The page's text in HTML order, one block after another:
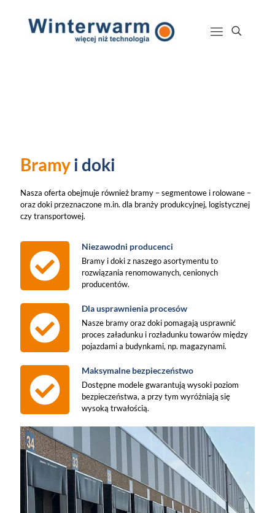
Bramyi doki
Nasza oferta obejmuje również bramy – segmentowe i rolowane –
oraz doki przeznaczone m.in. dla branży produkcyjnej, logistycznej
czy transportowej.
Niezawodni producenci
Bramy i doki z naszego asortymentu to
rozwiązania renomowanych, cenionych
producentów.
Dla usprawnienia procesów
Nasze bramy oraz doki pomagają usprawnić
proces załadunku i rozładunku towarów między
pojazdami a budynkami, np. magazynami.
Maksymalne bezpieczeństwo
Dostępne modele gwarantują wysoki poziom
bezpieczeństwa, a przy tym wyróżniają się
wysoką trwałością.